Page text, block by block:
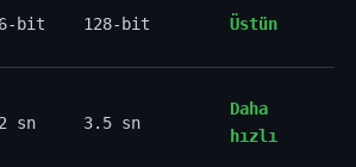
bit 128-bit Üstün
sn 3.5 sn
Daha
hızlı